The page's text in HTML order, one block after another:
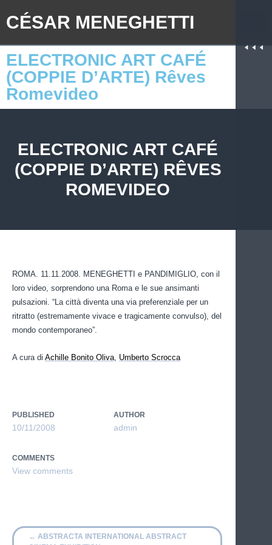
CÉSAR MENEGHETTI
ELECTRONIC ART CAFÉ
(COPPIE D’ARTE) Rêves
Romevideo
ELECTRONIC ART CAFÉ
(COPPIE D’ARTE) RÊVES
ROMEVIDEO
ROMA. 11.11.2008. MENEGHETTI e PANDIMIGLIO, con il
loro video, sorprendono una Roma e le sue ansimanti
pulsazioni. “La città diventa una via preferenziale per un
ritratto (estremamente vivace e tragicamente convulso), del
mondo contemporaneo”.
A cura di Achille Bonito Oliva Umberto Scrocca
PUBLISHED
10/11/2008
AUTHOR
admin
COMMENTS
← ABSTRACTA INTERNATIONAL ABSTRACT